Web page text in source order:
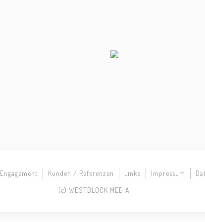
Engagement Kunden / Referenzen Links Impressum
(c) WESTBLOCK MEDIA